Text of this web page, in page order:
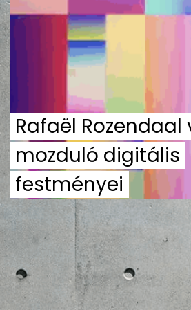
ZENE
PR-ARCHÍVUM
ADATKEZELÉSI
Rafaël Rozendaal
mozduló digitális
festményei